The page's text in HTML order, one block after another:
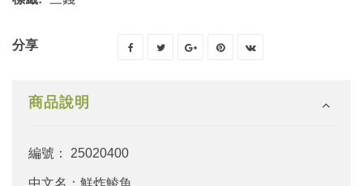
分享
商品說明
編號： 25020400
中文名：鮮炸鯪魚